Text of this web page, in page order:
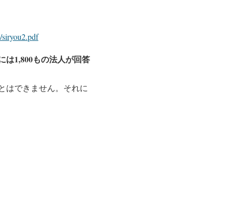
は1,800もの法人が回答
はできません。それに